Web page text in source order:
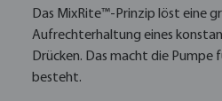
Das MixRite™-Prinzip löst eine
Aufrechterhaltung eines
Drücken. Das macht die Pumpe
besteht.